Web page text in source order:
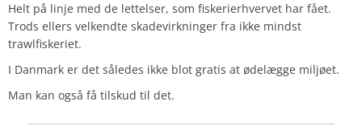
Helt på linje med de lettelser, som fiskerierhvervet har fået.
Trods ellers velkendte skadevirkninger fra ikke mindst
trawlfiskeriet.
I Danmark er det således ikke blot gratis at ødelægge miljøet.
Man kan også få tilskud til det.